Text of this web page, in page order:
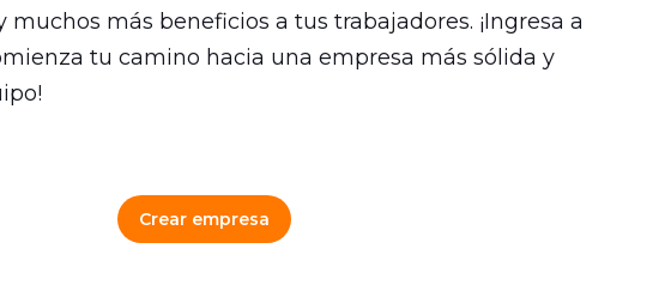
más beneficios a tus trabajadores. ¡Ingresa a
tu camino hacia una empresa más sólida y
Crear empresa